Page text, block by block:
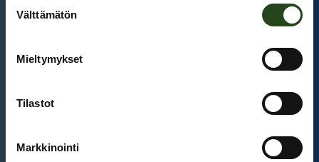
valinta
Välttämätön
Mieltymykset
Tilastot
Markkinointi
Et ole kirjautunut sisään.